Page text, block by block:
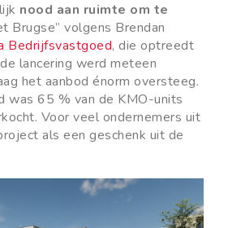
nood aan ruimte om te
Brugse” volgens Brendan
Bedrijfsvastgoed, die optreedt
lancering werd meteen
het aanbod énorm oversteeg.
was 65 % van de KMO-units
Voor veel ondernemers uit
als een geschenk uit de